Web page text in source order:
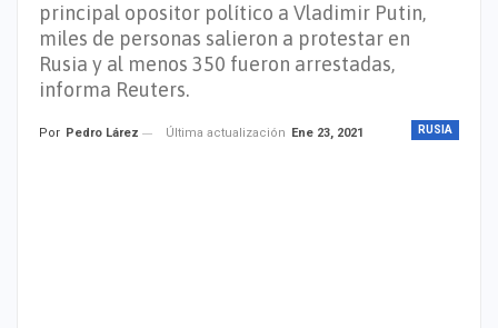
principal opositor político a Vladimir Putin,
miles de personas salieron a protestar en
Rusia y al menos 350 fueron arrestadas,
informa Reuters.
RUSIA
Por Pedro Lárez Última actualización Ene 23, 2021